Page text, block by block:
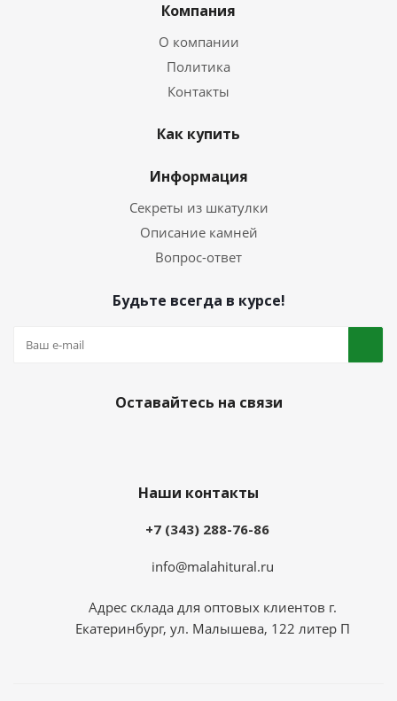
Компания
О компании
Политика
Контакты
Как купить
Информация
Секреты из шкатулки
Описание камней
Вопрос-ответ
Будьте всегда в курсе!
Оставайтесь на связи
Наши контакты
+7 (343) 288-76-86
info@malahitural.ru
Адрес склада для оптовых клиентов г.
Екатеринбург, ул. Малышева, 122 литер П